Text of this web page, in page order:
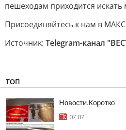
пешеходам приходится
Присоединяйтесь к нам в МАКС
Источник: Telegram-канал
ТОП
Новости.Коротко
07:07